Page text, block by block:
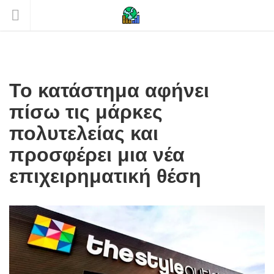
Το κατάστημα αφήνει
πίσω τις μάρκες
πολυτελείας και
προσφέρει μια νέα
επιχειρηματική θέση